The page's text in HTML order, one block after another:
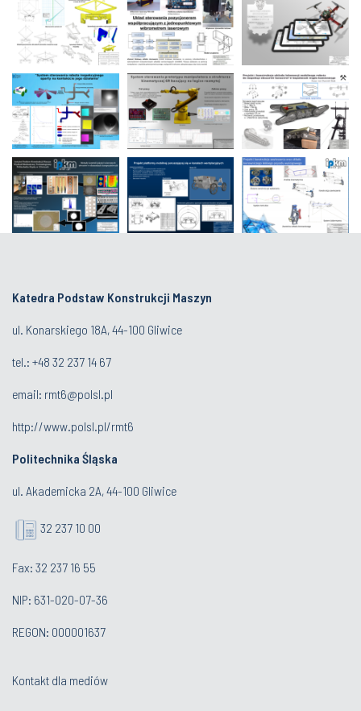
Katedra Podstaw Konstrukcji Maszyn
ul. Konarskiego 18A, 44-100 Gliwice
tel.: +48 32 237 14 67
email: rmt6@polsl.pl
http://www.polsl.pl/rmt6
Politechnika Śląska
ul. Akademicka 2A, 44-100 Gliwice
32 237 10 00
Fax: 32 237 16 55
NIP: 631-020-07-36
REGON: 000001637
Kontakt dla mediów